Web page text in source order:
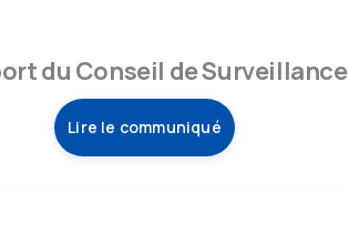
du Conseil de Surveillance
Lire le communiqué